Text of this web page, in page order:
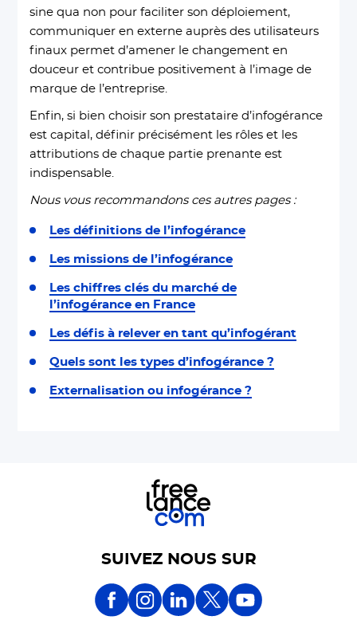
sine qua non pour faciliter son déploiement,
communiquer en externe auprès des utilisateurs
finaux permet d’amener le changement en
douceur et contribue positivement à l’image de
marque de l’entreprise.
Enfin, si bien choisir son prestataire d’infogérance
est capital, définir précisément les rôles et les
attributions de chaque partie prenante est
indispensable.
Nous vous recommandons ces autres pages :
Les définitions de l’infogérance
Les missions de l’infogérance
Les chiffres clés du marché de
l’infogérance en France
Les défis à relever en tant qu’infogérant
Quels sont les types d’infogérance ?
Externalisation ou infogérance ?
SUIVEZ NOUS SUR